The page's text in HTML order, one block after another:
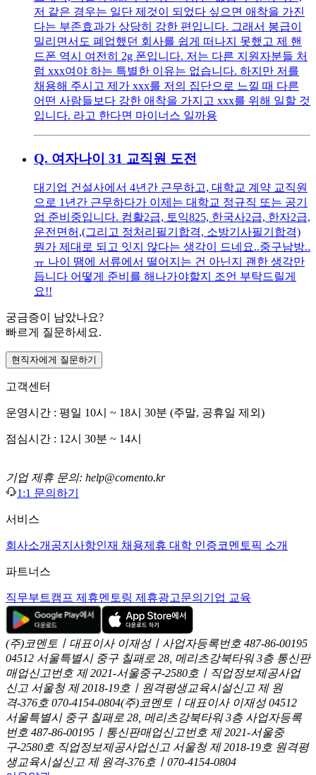
저 같은 경우는 일단 제것이 되었다 싶으면 애착을 가진
다는 부존효과가 상당히 강한 편입니다. 그래서 봉급이
밀리면서도 폐업했던 회사를 쉽게 떠나지 못했고 제 핸
드폰 역시 여전히 2g 폰입니다. 저는 다른 지원자분들 처
럼 xxx여야 하는 특별한 이유는 없습니다. 하지만 저를
채용해 주시고 제가 xxx를 저의 집단으로 느낄 때 다른
어떤 사람들보다 강한 애착을 가지고 xxx를 위해 일할 것
입니다. 라고 한다면 마이너스 일까용
Q. 여자나이 31 교직원 도전
대기업 건설사에서 4년간 근무하고, 대학교 계약 교직원
으로 1년간 근무하다가 이제는 대학교 정규직 또는 공기
업 준비중입니다. 컴활2급, 토익825, 한국사2급, 한자2급,
운전면허,(그리고 정처리필기합격, 소방기사필기합격)
뭔가 제대로 되고 잇지 않다는 생각이 드네요..중구남방..
ㅠ 나이 땜에 서류에서 떨어지는 건 아닌지 괜한 생각만
듭니다 어떻게 준비를 해나가야할지 조언 부탁드릴게
요!!
궁금증이 남았나요?
빠르게 질문하세요.
현직자에게 질문하기
고객센터
운영시간 : 평일 10시 ~ 18시 30분 (주말, 공휴일 제외)
점심시간 : 12시 30분 ~ 14시
기업 제휴 문의: help@comento.kr
1:1 문의하기
서비스
회사소개 공지사항인재 채용제휴 대학 인증코멘토픽 소개
파트너스
직무부트캠프 제휴멘토링 제휴광고문의 기업 교육
(주)코멘토ㅣ대표이사 이재성ㅣ사업자등록번호 487-86-00195
04512 서울특별시 중구 칠패로 28, 메리츠강북타워 3층 통신판
매업신고번호 제 2021-서울중구-2580호ㅣ직업정보제공사업
신고 서울청 제 2018-19호ㅣ원격평생교육시설신고 제 원
격-376호 070-4154-0804(주)코멘토ㅣ대표이사 이재성 04512
서울특별시 중구 칠패로 28, 메리츠강북타워 3층 사업자등록
번호 487-86-00195ㅣ통신판매업신고번호 제 2021-서울중
구-2580호 직업정보제공사업신고 서울청 제 2018-19호 원격평
생교육시설신고 제 원격-376호ㅣ070-4154-0804